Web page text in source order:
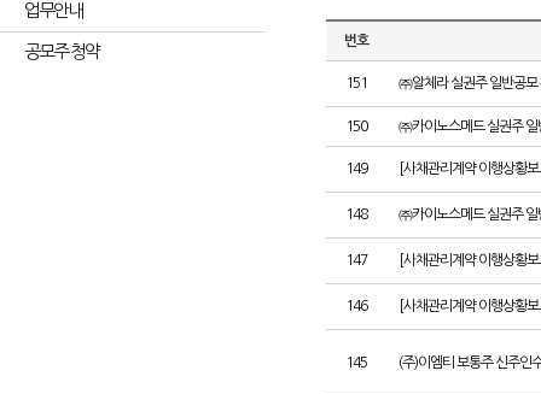
업무안내
공모주 청약
번호
151 ㈜알체라 실권주 일반공모
150 ㈜카이노스메드 실권주 일
149 [사채관리계약 이행상황
148 ㈜카이노스메드 실권주 일
147 [사채관리계약 이행상황
146 [사채관리계약 이행상황
145 (주)이엠티 보통주 신주인